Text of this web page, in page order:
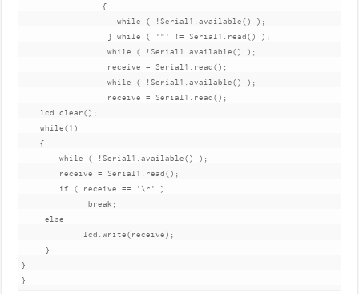
                 {
                    while ( !Serial1.available() );
                  } while ( '"' != Serial1.read() );
                  while ( !Serial1.available() );
                  receive = Serial1.read();
                  while ( !Serial1.available() );
                  receive = Serial1.read();
    lcd.clear();
    while(1)
    {
        while ( !Serial1.available() );
        receive = Serial1.read();
        if ( receive == '\r' )
              break;
     else
             lcd.write(receive);
     }
}
}